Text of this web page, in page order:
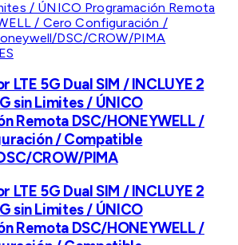
LTE 5G Dual SIM / INCLUYE 2
sin Limites / ÚNICO
Remota DSC/HONEYWELL /
/ Compatible
CROW/PIMA
LTE 5G Dual SIM / INCLUYE 2
sin Limites / ÚNICO
Remota DSC/HONEYWELL /